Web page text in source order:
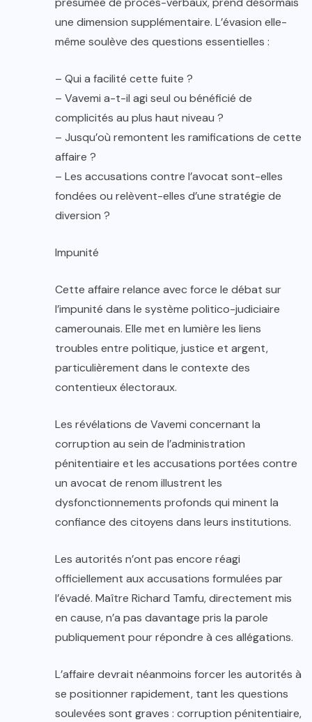
une dimension supplémentaire. L’évasion elle-
même soulève des questions essentielles :
– Qui a facilité cette fuite ?
– Vavemi a-t-il agi seul ou bénéficié de
complicités au plus haut niveau ?
– Jusqu’où remontent les ramifications de cette
affaire ?
– Les accusations contre l’avocat sont-elles
fondées ou relèvent-elles d’une stratégie de
diversion ?
Impunité
Cette affaire relance avec force le débat sur
l’impunité dans le système politico-judiciaire
camerounais. Elle met en lumière les liens
troubles entre politique, justice et argent,
particulièrement dans le contexte des
contentieux électoraux.
Les révélations de Vavemi concernant la
corruption au sein de l’administration
pénitentiaire et les accusations portées contre
un avocat de renom illustrent les
dysfonctionnements profonds qui minent la
confiance des citoyens dans leurs institutions.
Les autorités n’ont pas encore réagi
officiellement aux accusations formulées par
l’évadé. Maître Richard Tamfu, directement mis
en cause, n’a pas davantage pris la parole
publiquement pour répondre à ces allégations.
L’affaire devrait néanmoins forcer les autorités à
se positionner rapidement, tant les questions
soulevées sont graves : corruption pénitentiaire,